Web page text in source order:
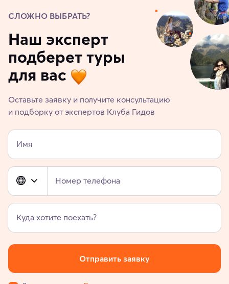
СЛОЖНО ВЫБРАТЬ?
Наш эксперт
подберет туры
для вас
Оставьте заявку и получите консультацию
и подборку от экспертов Клуба Гидов
Имя
Номер телефона
Куда хотите поехать?
Отправить заявку